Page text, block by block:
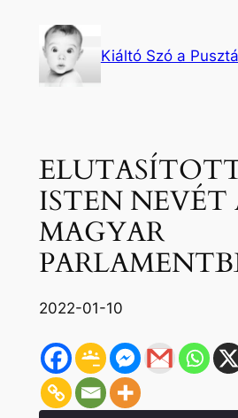
tartalomhoz
Kiáltó Szó a
ISTEN NEVÉT
MAGYAR
2022-01-10